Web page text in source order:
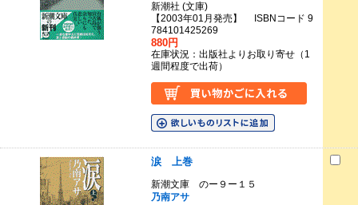
新潮社 (文庫)
【2003年01月発売】 ISBNコード 9
784101425269
880円
在庫状況：出版社よりお取り寄せ（1
週間程度で出荷）
涙 上巻
新潮文庫 のー９ー１５
乃南アサ